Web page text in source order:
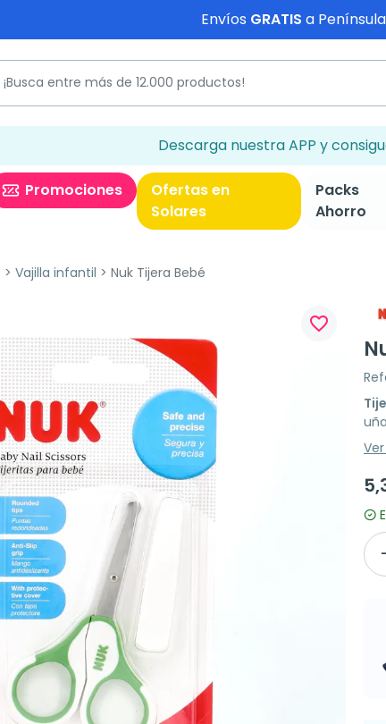
Envíos GRATIS a
Descarga nuestra APP y
Promociones
Ofertas en
Solares
Packs
Ahorro
Vajilla infantil Nuk Tijera Bebé
favorite_border